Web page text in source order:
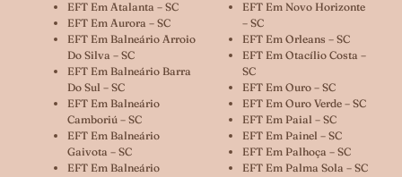
EFT Em Atalanta – SC
EFT Em Aurora – SC
EFT Em Balneário Arroio
Do Silva – SC
EFT Em Balneário Barra
Do Sul – SC
EFT Em Balneário
Camboriú – SC
EFT Em Balneário
Gaivota – SC
EFT Em Balneário
EFT Em Novo Horizonte
– SC
EFT Em Orleans – SC
EFT Em Otacílio Costa –
SC
EFT Em Ouro – SC
EFT Em Ouro Verde – SC
EFT Em Paial – SC
EFT Em Painel – SC
EFT Em Palhoça – SC
EFT Em Palma Sola – SC